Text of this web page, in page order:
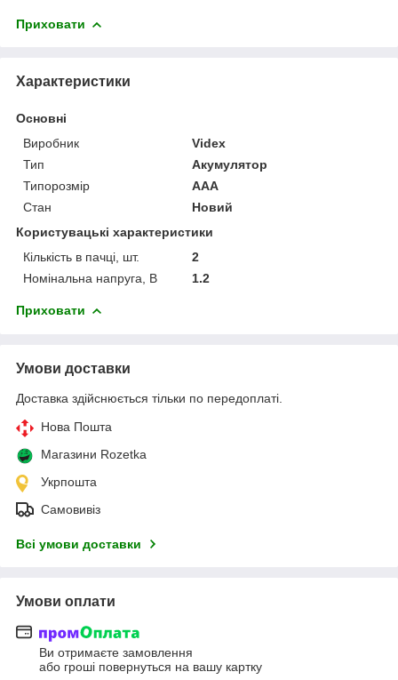
Приховати
Характеристики
Основні
Виробник
Videx
Тип
Акумулятор
Типорозмір
AAA
Стан
Новий
Користувацькі характеристики
Кількість в пачці, шт.
2
Номінальна напруга, В
1.2
Приховати
Умови доставки
Доставка здійснюється тільки по передоплаті.
Нова Пошта
Магазини Rozetka
Укрпошта
Самовивіз
Всі умови доставки
Умови оплати
Ви отримаєте замовлення
або гроші повернуться на вашу картку